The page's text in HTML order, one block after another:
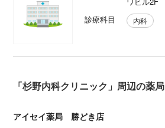
診療科目
内科
「杉野内科クリニック」周辺の薬局
アイセイ薬局 勝どき店